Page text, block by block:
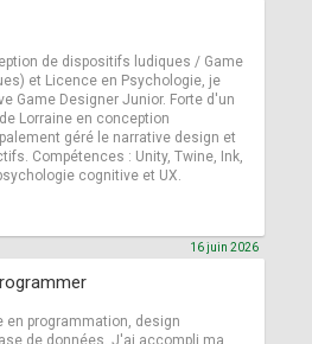
de dispositifs ludiques / Game
et Licence en Psychologie, je
Game Designer Junior. Forte d'un
Lorraine en conception
géré le narrative design et
Compétences : Unity, Twine, Ink,
cognitive et UX.
16 juin 2026
en programmation, design
de données. J'ai accompli ma